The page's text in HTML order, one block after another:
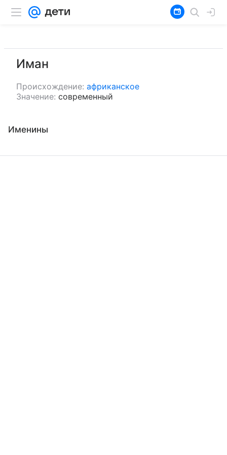
Иман
Происхождение: африканское
Значение: современный
Именины